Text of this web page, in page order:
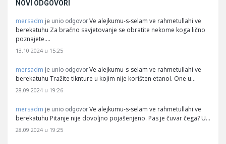
NOVI ODGOVORI
mersadm je unio odgovor Ve alejkumu-s-selam ve rahmetullahi ve
berekatuhu Za bračno savjetovanje se obratite nekome koga lično
poznajete.…
13.10.2024 u 15:25
mersadm je unio odgovor Ve alejkumu-s-selam ve rahmetullahi ve
berekatuhu Tražite tiknture u kojim nije korišten etanol. One u…
28.09.2024 u 19:26
mersadm je unio odgovor Ve alejkumu-s-selam ve rahmetullahi ve
berekatuhu Pitanje nije dovoljno pojašenjeno. Pas je čuvar čega? U…
28.09.2024 u 19:25